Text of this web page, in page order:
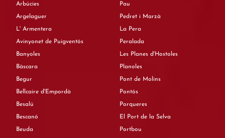
Arbúcies
Argelaguer
L' Armentera
Avinyonet de Puigventós
Banyoles
Bàscara
Begur
Bellcaire d'Empordà
Besalú
Bescanó
Beuda
Pau
Pedret i Marzà
La Pera
Peralada
Les Planes d'Hostoles
Planoles
Pont de Molins
Pontós
Porqueres
El Port de la Selva
Portbou